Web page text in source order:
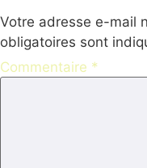
Votre adresse e-mail
obligatoires sont
Commentaire *